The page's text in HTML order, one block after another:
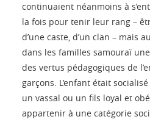
continuaient néanmoins à
la fois pour tenir leur rang –
d’une caste, d’un clan – mais
dans les familles samouraï
des vertus pédagogiques de
garçons. L’enfant était
un vassal ou un fils loyal et
appartenir à une catégorie